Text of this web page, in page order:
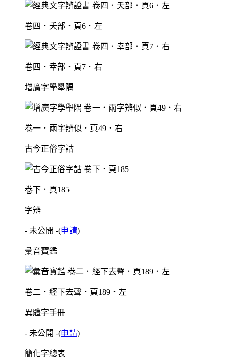
卷四．夭部．頁6．左
卷四．幸部．頁7．右
增廣字學舉隅
卷一．兩字辨似．頁49．右
古今正俗字詁
卷下．頁185
字辨
- 未公開 -(申請)
彙音寶鑑
卷二．經下去聲．頁189．左
異體字手冊
- 未公開 -(申請)
簡化字總表